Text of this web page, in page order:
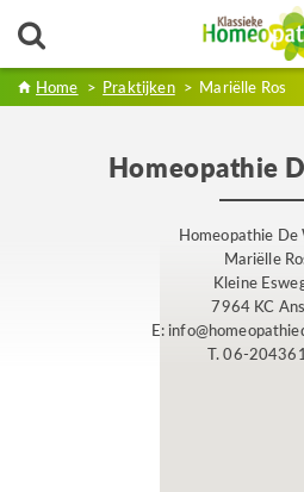
Home > Praktijken > Mariëlle Ros
Homeopathie
Homeopathie De
Mariëlle
Kleine
7964 KC
E:
T. 06-